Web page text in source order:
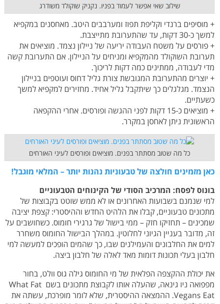
שילוב שאי אפשר לעמוד בפניו. נקניק שוקולד משודרג
+ מוסיפים ברנדי וקליפת תפוז ומערבבים היטב. מאחסנים במקפיא
למשך כ-30 דקות, עד שהתערובת מתייצבת.
+ פורסים על משטח העבודה יריעה של ניילון נצמד. מוציאים את
תערובת השוקולד מהמקפיא ומניחים על הניילון. אם התערובת קשה
מדי לעבודה, ממתינים כמה דקות לריכוך.
+ יוצרים מהתערובת המגובשת צורת גליל דחוס ועוטפים בניילון
הנצמד. מגלגלים כך שיתקבל גליל אחיד. מחזירים למקפיא למשך
כשעתיים.
+ מוציאים כ-15 דקות לפני ההגשה ופורסים. אחרי ההקפאה
הראשונית ניתן לאחסן במקרר.
כל מה שטוב מסתתר בפנים. מוציאים ופורסים לעיני האורחים
כאן מזמינים חולצה של טבעוניות נהנות יותר – המלאי מוגבל!
בונוס לפסח: המרכיב הסודי של הקינוחים הטבעוניים
למי שנמנם בשבועות האחרונים או לא ממש שוטט בקבוצות של
מתכונים טבעוניים, קבלו את הלהיט החדש וההיסטרי: קצפת יציבה
שמכינים – תחזיקו חזק – ממי בישול של גרגירי חומוס. כשחושבים על
זה, מדובר בעניין הגיוני לחלוטין. במהלך הבישול החומוס משחרר
למים את החלבונים והעמילנים שבו, כך שהמים הופכים למעשה למי
חלבון בעלי תכונות דומות מאד לאלה של חלבון ביצה.
את יכולת ההקצפה הפלאית של מי החומוס גילה גוס וולט, בחור
מפפואה ניו גינאה, שהעלה אותו לקבוצת מתכונים בשם What Fat
Vegans Eat. ההמצאה ההיסטרית, שלא לומר מופרכת, עשתה את